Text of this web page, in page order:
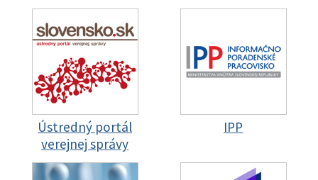
Ústredný portál
verejnej správy
IPP